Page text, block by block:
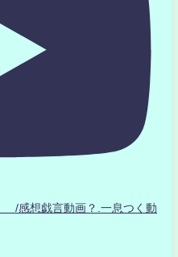
/感想戯言動画？.一息つく動